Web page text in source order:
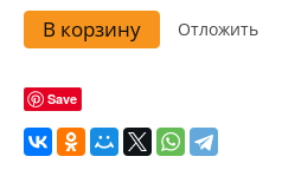
В корзину Отложить
Save